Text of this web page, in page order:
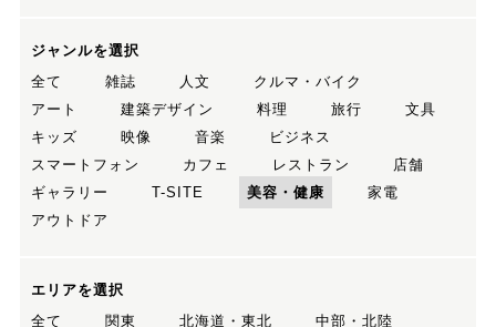
ジャンルを選択
全て
雑誌 人文
クルマ・バイク
アート
建築デザイン 料理 旅行
文具
キッズ
映像 音楽
ビジネス
スマートフォン
カフェ レストラン
店舗
ギャラリー
T-SITE 美容・健康
家電
アウトドア
エリアを選択
全て
関東 北海道・東北
中部・北陸